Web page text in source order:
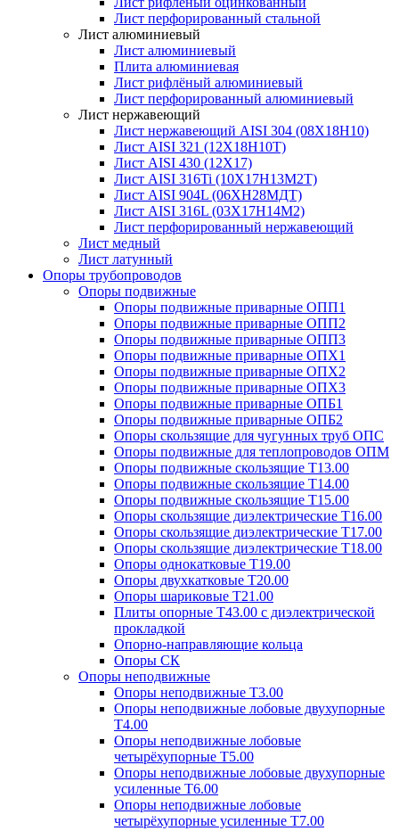
Лист перфорированный стальной
Лист алюминиевый
Лист алюминиевый
Плита алюминиевая
Лист рифлёный алюминиевый
Лист перфорированный алюминиевый
Лист нержавеющий
Лист нержавеющий AISI 304 (08Х18Н10)
Лист AISI 321 (12Х18Н10Т)
Лист AISI 430 (12Х17)
Лист AISI 316Ti (10Х17Н13М2Т)
Лист AISI 904L (06ХН28МДТ)
Лист AISI 316L (03Х17Н14М2)
Лист перфорированный нержавеющий
Лист медный
Лист латунный
Опоры трубопроводов
Опоры подвижные
Опоры подвижные приварные ОПП1
Опоры подвижные приварные ОПП2
Опоры подвижные приварные ОПП3
Опоры подвижные приварные ОПХ1
Опоры подвижные приварные ОПХ2
Опоры подвижные приварные ОПХ3
Опоры подвижные приварные ОПБ1
Опоры подвижные приварные ОПБ2
Опоры скользящие для чугунных труб ОПС
Опоры подвижные для теплопроводов ОПМ
Опоры подвижные скользящие Т13.00
Опоры подвижные скользящие Т14.00
Опоры подвижные скользящие Т15.00
Опоры скользящие диэлектрические Т16.00
Опоры скользящие диэлектрические Т17.00
Опоры скользящие диэлектрические Т18.00
Опоры однокатковые Т19.00
Опоры двухкатковые Т20.00
Опоры шариковые Т21.00
Плиты опорные Т43.00 с диэлектрической
прокладкой
Опорно-направляющие кольца
Опоры СК
Опоры неподвижные
Опоры неподвижные Т3.00
Опоры неподвижные лобовые двухупорные
Т4.00
Опоры неподвижные лобовые
четырёхупорные Т5.00
Опоры неподвижные лобовые двухупорные
усиленные Т6.00
Опоры неподвижные лобовые
четырёхупорные усиленные Т7.00